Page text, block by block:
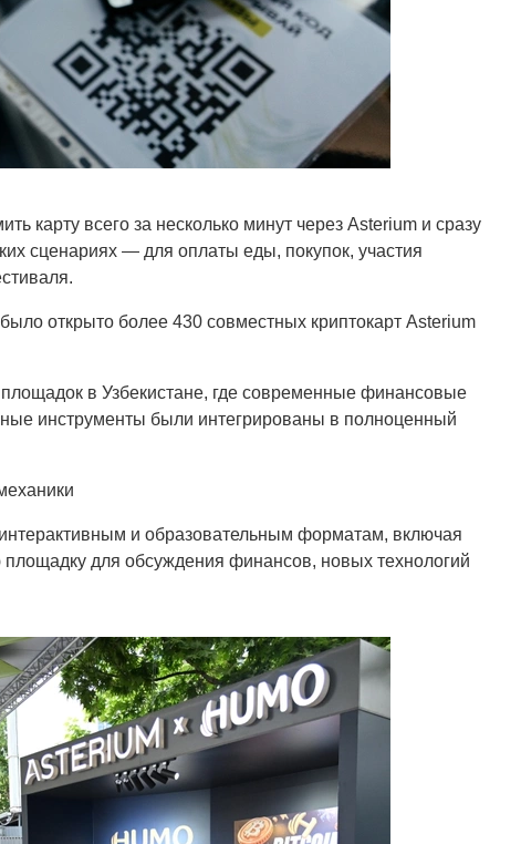
карту всего за несколько минут через Asterium и сразу
сценариях — для оплаты еды, покупок, участия
открыто более 430 совместных криптокарт Asterium
в Узбекистане, где современные финансовые
инструменты были интегрированы в полноценный
и образовательным форматам, включая
для обсуждения финансов, новых технологий